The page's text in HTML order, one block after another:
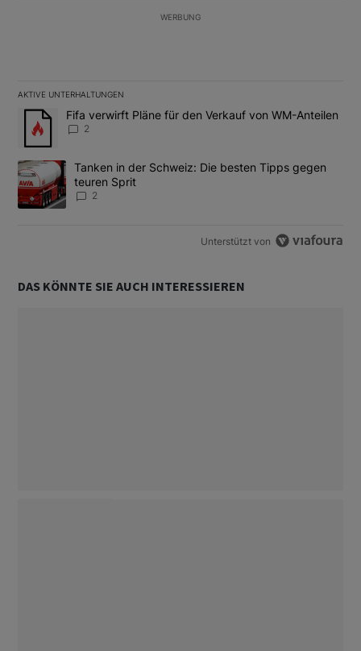
WERBUNG
AKTIVE UNTERHALTUNGEN
Das Folgende ist eine Liste der am meisten kommentierten
Ein Trendartikel mit dem Titel "Fifa verwirft Pläne für den
Fifa verwirft Pläne für den Verkauf von WM-Anteilen
2
Ein Trendartikel mit dem Titel "Tanken in der Schweiz: Die
Tanken in der Schweiz: Die besten Tipps gegen
teuren Sprit
2
Unterstützt von
DAS KÖNNTE SIE AUCH INTERESSIEREN